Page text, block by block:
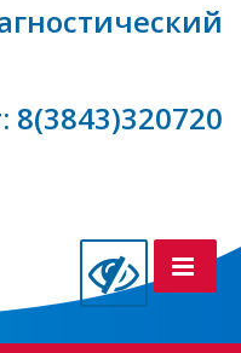
8(3843)320720